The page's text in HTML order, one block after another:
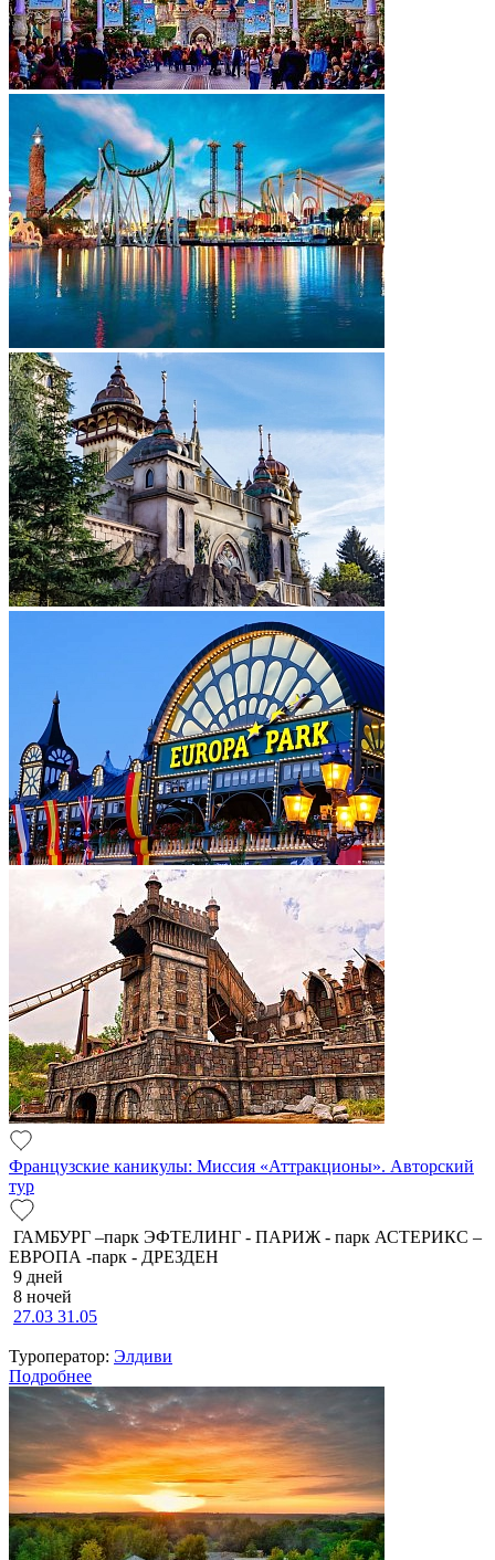
Французские каникулы: Миссия «Аттракционы». Авторский
тур
ГАМБУРГ –парк ЭФТЕЛИНГ - ПАРИЖ - парк АСТЕРИКС –
ЕВРОПА -парк - ДРЕЗДЕН
9 дней
8 ночей
27.03 31.05
Туроператор: Элдиви
Подробнее